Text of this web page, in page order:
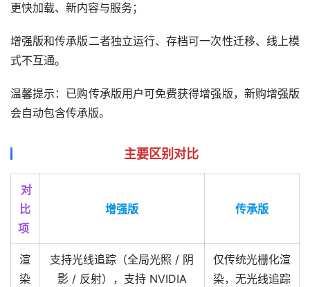
更快加载、新内容与服务；
增强版和传承版二者独立运行、存档可一次性迁移、线上模
式不互通。
温馨提示：已购传承版用户可免费获得增强版，新购增强版
会自动包含传承版。
主要区别对比
对
比
项
增强版 传承版
渲
染
支持光线追踪（全局光照 / 阴
影 / 反射），支持 NVIDIA
仅传统光栅化渲
染，无光线追踪